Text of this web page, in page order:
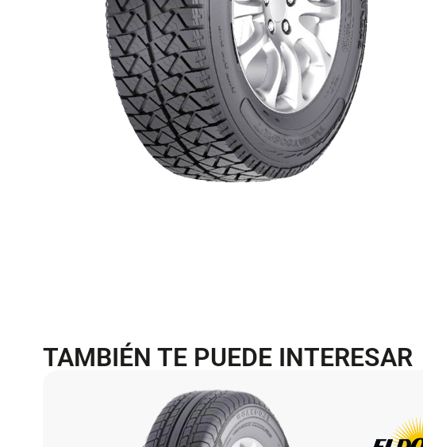
TAMBIÉN TE PUEDE INTERESAR